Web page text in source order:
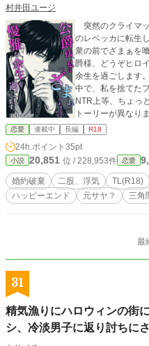
村井田ユージ
突然のクライマ
のレベッカに転生
衆の前でざまぁを
爵様、どうぞヒロ
余生を過ごします
中で、私を捨てたフ
NTR上等、ちょっ
トーリーが異なり
方が良いのかもし
恋愛 連載中 長編 R18
24h.ポイント 35pt
小説 20,851 位 / 228,953件 恋愛
婚約破棄 二股、浮気 TL(R18)
ハッピーエンド
元サヤ？ 三角
最
31
精気漁りにハロウィンの街
シ、冷淡男子に返り討ちに